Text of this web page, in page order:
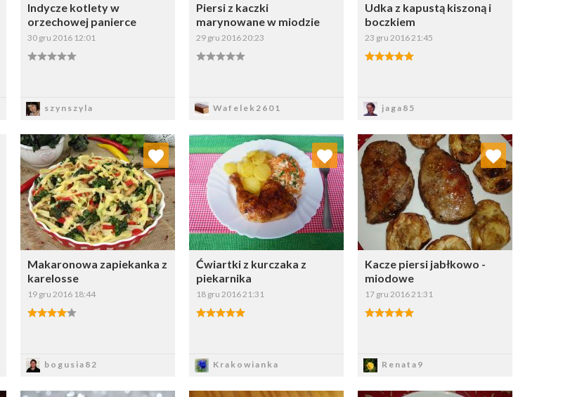
Indycze kotlety w
orzechowej panierce
30 gru 2016 12:01
szynszyla
Piersi z kaczki
marynowane w miodzie
29 gru 2016 20:23
Wafelek2601
Udka z kapustą kiszoną i
boczkiem
23 gru 2016 21:45
jaga85
Makaronowa zapiekanka z
karelosse
19 gru 2016 18:44
bogusia82
Dodaj do ulubionych
Wybierz listę:
Ćwiartki z kurczaka z
piekarnika
18 gru 2016 21:31
Krakowianka
Dodaj do ulubionych
Wybierz listę:
Kacze piersi jabłkowo -
miodowe
17 gru 2016 21:31
Renata9
Dodaj do ulubionych
Wybierz listę: